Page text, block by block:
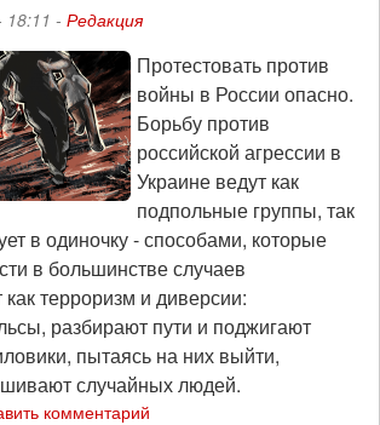
18:11 - Редакция
Протестовать против
войны в России опасно.
Борьбу против
российской агрессии в
Украине ведут как
подпольные группы, так
в одиночку - способами, которые
в большинстве случаев
терроризм и диверсии:
разбирают пути и поджигают
пытаясь на них выйти,
случайных людей.
комментарий